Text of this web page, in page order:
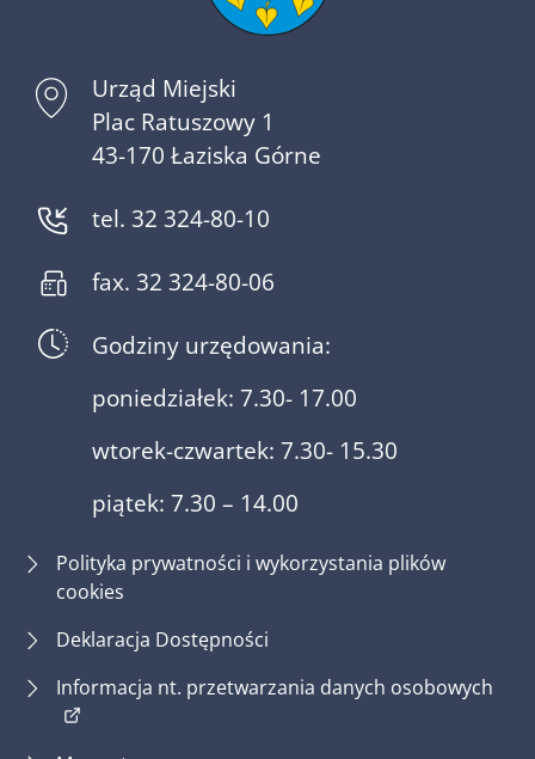
Urząd Miejski
Plac Ratuszowy 1
43-170 Łaziska Górne
tel. 32 324-80-10
fax. 32 324-80-06
Godziny urzędowania:
poniedziałek: 7.30- 17.00
wtorek-czwartek: 7.30- 15.30
piątek: 7.30 – 14.00
Polityka prywatności i wykorzystania plików
cookies
Deklaracja Dostępności
Informacja nt. przetwarzania danych osobowych